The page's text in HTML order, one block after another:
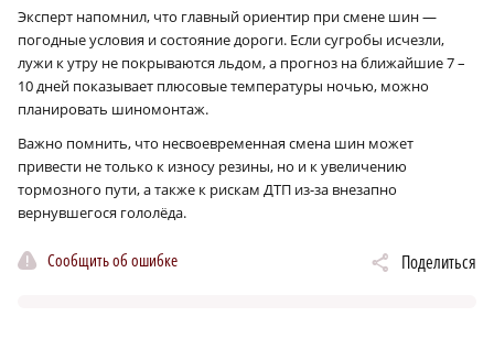
Эксперт напомнил, что главный ориентир при смене шин —
погодные условия и состояние дороги. Если сугробы исчезли,
лужи к утру не покрываются льдом, а прогноз на ближайшие 7 –
10 дней показывает плюсовые температуры ночью, можно
планировать шиномонтаж.
Важно помнить, что несвоевременная смена шин может
привести не только к износу резины, но и к увеличению
тормозного пути, а также к рискам ДТП из-за внезапно
вернувшегося гололёда.
Сообщить об ошибке Поделиться